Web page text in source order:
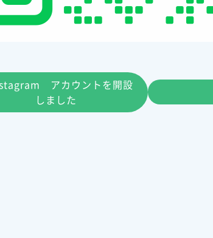
アカウントを開設
しました